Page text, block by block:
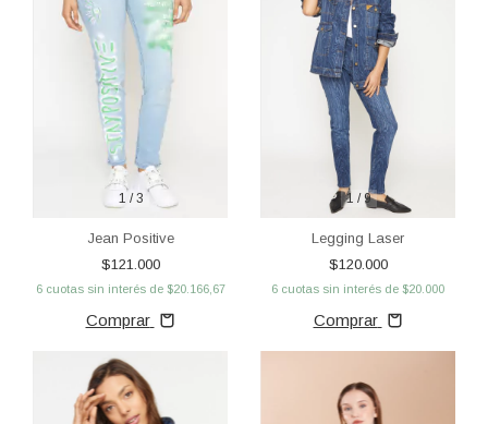
1 /3
Jean Positive
$121.000
6 cuotas sin interés de $20.166,67
Comprar
1 / 9
Legging Laser
$120.000
6 cuotas sin interés de $20.000
Comprar